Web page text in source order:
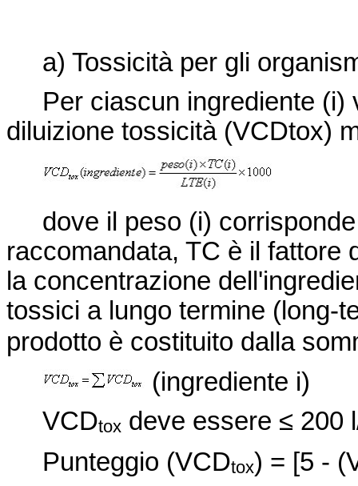
a) Tossicità per gli
Per ciascun ingrediente (i)
diluizione tossicità (VCDtox)
dove il peso (i) corrisponde
raccomandata, TC è il fattore
la concentrazione
tossici a lungo termine (long-
prodotto è costituito dalla
(ingrediente i)
VCDtox deve essere ≤ 200
Punteggio (VCDtox) = [5 -